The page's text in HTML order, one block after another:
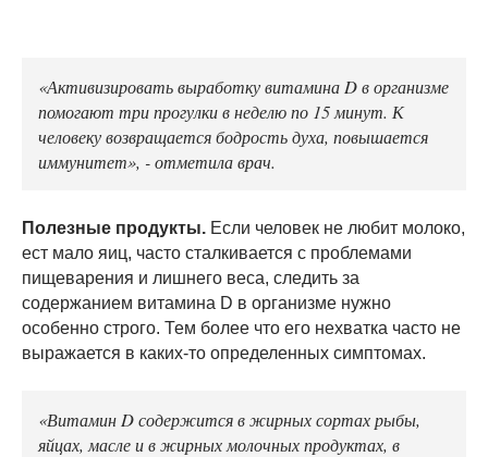
«Активизировать выработку витамина D в организме
помогают три прогулки в неделю по 15 минут. К
человеку возвращается бодрость духа, повышается
иммунитет», - отметила врач.
Полезные продукты. Если человек не любит молоко,
ест мало яиц, часто сталкивается с проблемами
пищеварения и лишнего веса, следить за
содержанием витамина D в организме нужно
особенно строго. Тем более что его нехватка часто не
выражается в каких-то определенных симптомах.
«Витамин D содержится в жирных сортах рыбы,
яйцах, масле и в жирных молочных продуктах, в